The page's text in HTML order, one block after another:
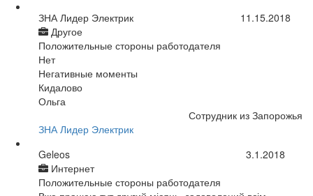
ЗНА Лидер Электрик
Другое
11.15.2018
Положительные стороны работодателя
Нет
Негативные моменты
Кидалово
Ольга
Сотрудник из Запорожья
ЗНА Лидер Электрик
Geleos
Интернет
3.1.2018
Положительные стороны работодателя